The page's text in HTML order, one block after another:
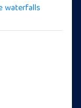
waterfalls